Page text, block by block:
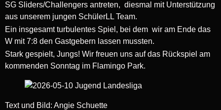
SG Sliders/Challengers antreten, diesmal mit Unterstützung
aus unserem jungen SchülerLL Team.
Ein insgesamt turbulentes Spiel, bei dem wir am Ende das
W mit 7:8 den Gastgebern lassen mussten.
Stark gespielt, Jungs! Wir freuen uns auf das Rückspiel am
kommenden Sonntag im Flamingo Park.
Text und Bild: Angie Schuette